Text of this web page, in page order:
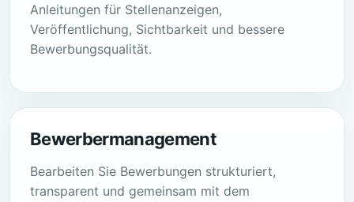
Anleitungen für Stellenanzeigen,
Veröffentlichung, Sichtbarkeit und bessere
Bewerbungsqualität.
Bewerbermanagement
Bearbeiten Sie Bewerbungen strukturiert,
transparent und gemeinsam mit dem